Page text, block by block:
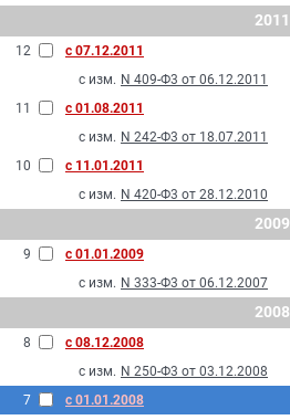
2011
12
с 07.12.2011
с изм. N 409-Ф3 от 06.12.2011
11
с 01.08.2011
с изм. N 242-Ф3 от 18.07.2011
10
с 11.01.2011
с изм. N 420-Ф3 от 28.12.2010
2009
9
с 01.01.2009
с изм. N 333-Ф3 от 06.12.2007
2008
8
с 08.12.2008
с изм. N 250-Ф3 от 03.12.2008
7
с 01.01.2008